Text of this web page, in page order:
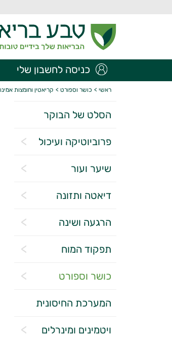
כניסה לחשבון שלי
ראשי > כושר וספורט > קריאטין וחומצות אמינו
הסלט של הבוקר
פרוביוטיקה ועיכול
שיער ועור
דיאטה ותזונה
הרגעה ושינה
תפקוד המוח
כושר וספורט
המערכת החיסונית
ויטמינים ומינרלים